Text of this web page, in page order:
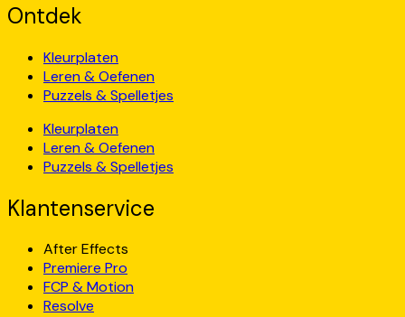
Ontdek
Kleurplaten
Leren & Oefenen
Puzzels & Spelletjes
Kleurplaten
Leren & Oefenen
Puzzels & Spelletjes
Klantenservice
After Effects
Premiere Pro
FCP & Motion
Resolve